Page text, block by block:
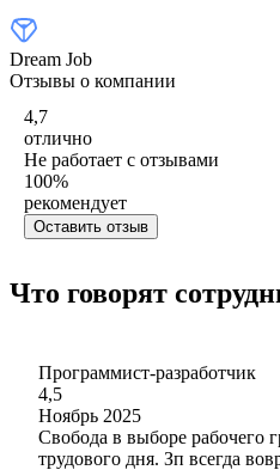
Dream Job
Отзывы о компании
4,7
отлично
Не работает с отзывами
100%
рекомендует
Оставить отзыв
Что говорят
Программист-разработчик
4,5
Ноябрь 2025
Свобода в выборе рабочего
трудового дня. Зп всегда